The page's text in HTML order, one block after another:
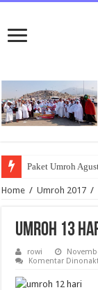
Paket Umroh
Home / Umroh 2017 /
Umroh 13
rowi
Komentar